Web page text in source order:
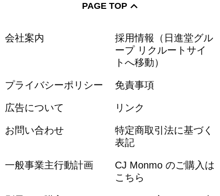
PAGE TOP
会社案内
採用情報（日進堂グル
ープ リクルートサイ
トへ移動）
プライバシーポリシー 免責事項
広告について リンク
お問い合わせ
特定商取引法に基づく
表記
一般事業主行動計画
CJ Monmo のご購入は
こちら